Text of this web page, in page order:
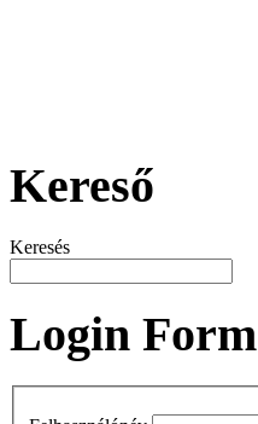
Kereső
Keresés
Login Form